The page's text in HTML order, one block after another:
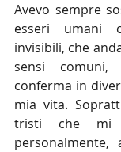
Avevo sempre
esseri umani
invisibili, che
sensi
conferma in
mia vita.
tristi che mi
personalmente,